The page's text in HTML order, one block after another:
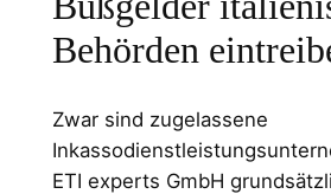
Behörden
Zwar sind zugelassene
ETI experts GmbH